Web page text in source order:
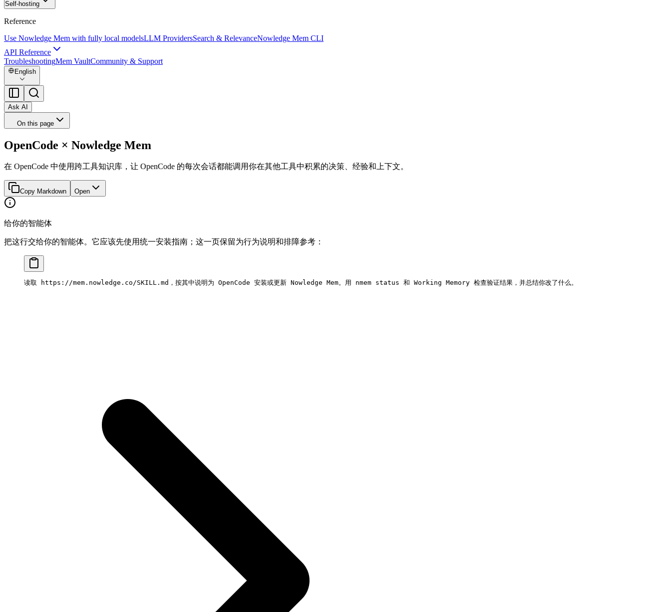
Self-hosting
Reference
Use Nowledge Mem with fully local modelsLLM ProvidersSearch & RelevanceNowledge Mem CLI
API Reference
TroubleshootingMem VaultCommunity & Support
English
Ask AI
On this page
OpenCode × Nowledge Mem
在 OpenCode 中使用跨工具知识库，让 OpenCode 的每次会话都能调用你在其他工具中积累的决策、经验和上下文。
Copy Markdown Open
给你的智能体
把这行交给你的智能体。它应该先使用统一安装指南；这一页保留为行为说明和排障参考：
读取 https://mem.nowledge.co/SKILL.md，按其中说明为 OpenCode 安装或更新 Nowledge Mem。用 nmem status 和 Working Memory 检查验证结果，并总结你改了什么。